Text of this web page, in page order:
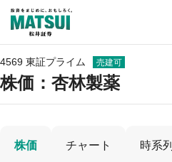
4569 東証プライム 売建可
株価 ：杏林製薬
株価 チャート 時系